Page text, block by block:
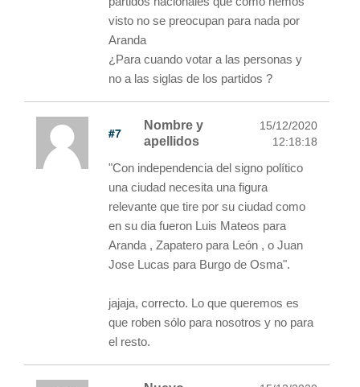
visto no se preocupan para nada por
Aranda
¿Para cuando votar a las personas y
no a las siglas de los partidos ?
#7
Nombre y
apellidos
15/12/2020
12:18:18
"Con independencia del signo político
una ciudad necesita una figura
relevante que tire por su ciudad como
en su dia fueron Luis Mateos para
Aranda , Zapatero para León , o Juan
Jose Lucas para Burgo de Osma".
jajaja, correcto. Lo que queremos es
que roben sólo para nosotros y no para
el resto.